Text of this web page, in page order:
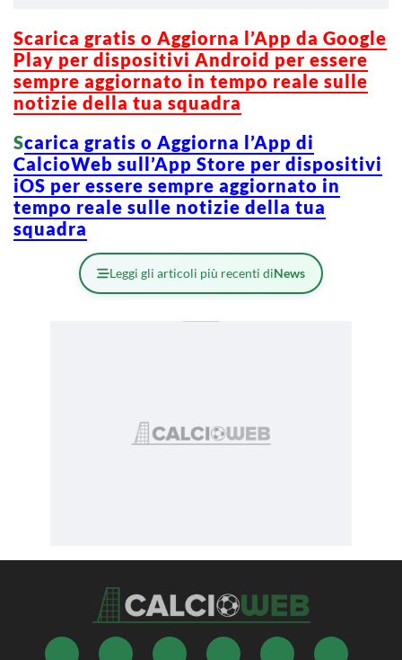
Scarica gratis o Aggiorna l’App da Google
Play per dispositivi Android per essere
sempre aggiornato in tempo reale sulle
notizie della tua squadra
Scarica gratis o Aggiorna l’App di
CalcioWeb sull’App Store per dispositivi
iOS per essere sempre aggiornato in
tempo reale sulle notizie della tua
squadra
Leggi gli articoli più recenti diNews